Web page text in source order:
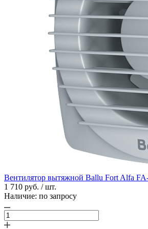
Вентилятор вытяжной Ballu Fort Alfa
1 710 руб. / шт.
Наличие: по запросу